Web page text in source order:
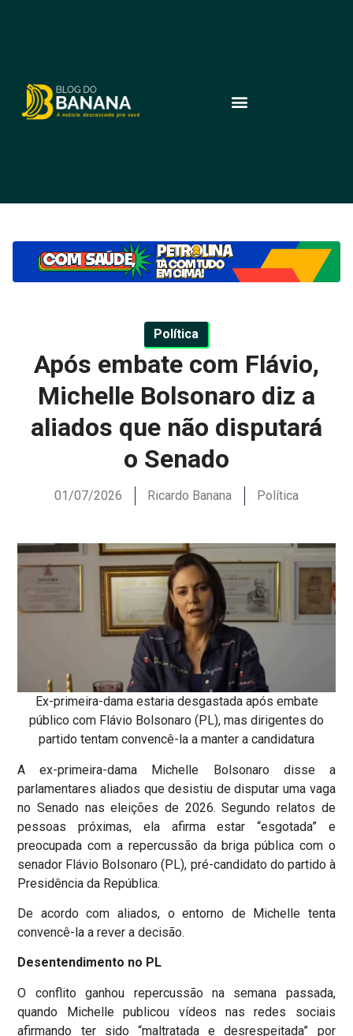
Política
Após embate com Flávio,
Michelle Bolsonaro diz a
aliados que não disputará
o Senado
01/07/2026 Ricardo Banana Política
Ex-primeira-dama estaria desgastada após embate
público com Flávio Bolsonaro (PL), mas dirigentes do
partido tentam convencê-la a manter a candidatura
A ex-primeira-dama Michelle Bolsonaro disse a
parlamentares aliados que desistiu de disputar uma vaga
no Senado nas eleições de 2026. Segundo relatos de
pessoas próximas, ela afirma estar “esgotada” e
preocupada com a repercussão da briga pública com o
senador Flávio Bolsonaro (PL), pré-candidato do partido à
Presidência da República.
De acordo com aliados, o entorno de Michelle tenta
convencê-la a rever a decisão.
Desentendimento no PL
O conflito ganhou repercussão na semana passada,
quando Michelle publicou vídeos nas redes sociais
afirmando ter sido “maltratada e desrespeitada” por